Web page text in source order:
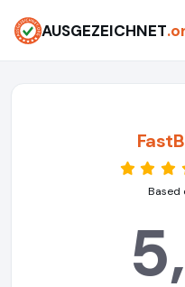
AUSGEZEICHNET
Based